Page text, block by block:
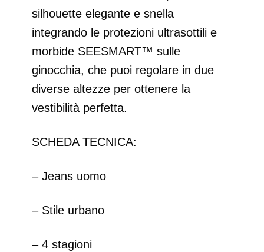
silhouette elegante e snella
integrando le protezioni ultrasottili e
morbide SEESMART™ sulle
ginocchia, che puoi regolare in due
diverse altezze per ottenere la
vestibilità perfetta.
SCHEDA TECNICA:
– Jeans uomo
– Stile urbano
– 4 stagioni